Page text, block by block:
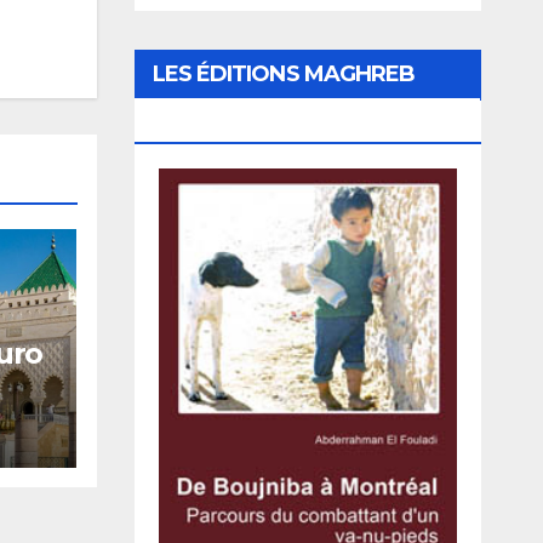
LES ÉDITIONS MAGHREB